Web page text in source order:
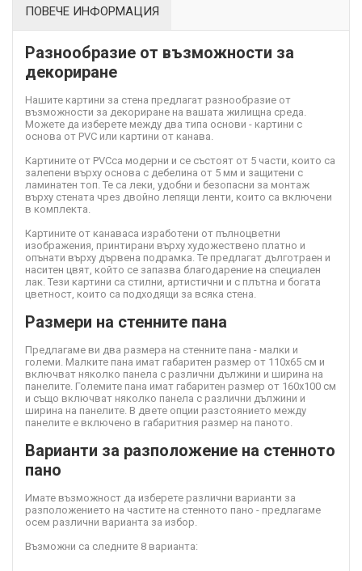
ПОВЕЧЕ ИНФОРМАЦИЯ
Разнообразие от възможности за
декориране
Нашите картини за стена предлагат разнообразие от
възможности за декориране на вашата жилищна среда.
Можете да изберете между два типа основи - картини с
основа от PVC или картини от канава.
Картините от PVCса модерни и се състоят от 5 части, които са
залепени върху основа с дебелина от 5 мм и защитени с
ламинатен топ. Те са леки, удобни и безопасни за монтаж
върху стената чрез двойно лепящи ленти, които са включени
в комплекта.
Картините от канаваса изработени от пълноцветни
изображения, принтирани върху художествено платно и
опънати върху дървена подрамка. Те предлагат дълготраен и
наситен цвят, който се запазва благодарение на специален
лак. Тези картини са стилни, артистични и с плътна и богата
цветност, които са подходящи за всяка стена.
Размери на стенните пана
Предлагаме ви два размера на стенните пана - малки и
големи. Малките пана имат габаритен размер от 110х65 см и
включват няколко панела с различни дължини и ширина на
панелите. Големите пана имат габаритен размер от 160х100 см
и също включват няколко панела с различни дължини и
ширина на панелите. В двете опции разстоянието между
панелите е включено в габаритния размер на паното.
Варианти за разположение на стенното
пано
Имате възможност да изберете различни варианти за
разположението на частите на стенното пано - предлагаме
осем различни варианта за избор.
Възможни са следните 8 варианта: